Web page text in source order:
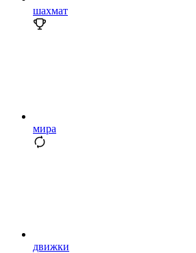
шахмат
мира
движки